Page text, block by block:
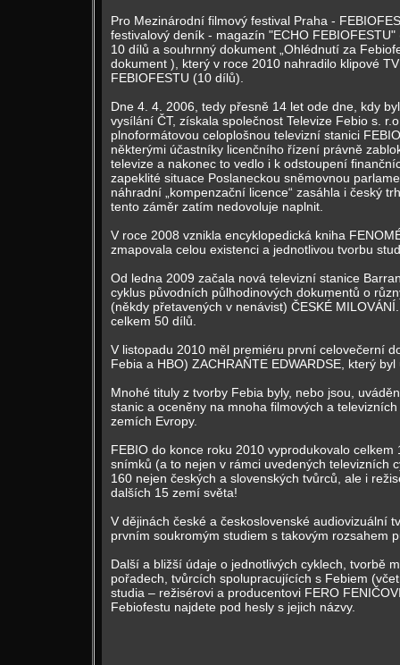
Pro Mezinárodní filmový festival Praha -
festivalový deník - magazín "ECHO
10 dílů a souhrnný dokument „Ohlédnutí za
dokument ), který v roce 2010 nahradilo klipové
FEBIOFESTU (10 dílů).
Dne 4. 4. 2006, tedy přesně 14 let ode dne, kdy
vysílání ČT, získala společnost Televize Febio s.
plnoformátovou celoplošnou televizní stanici
některými účastníky licenčního řízení právně
televize a nakonec to vedlo i k odstoupení
zapeklité situace Poslaneckou sněmovnou
náhradní „kompenzační licence“ zasáhla i český
tento záměr zatím nedovoluje naplnit.
V roce 2008 vznikla encyklopedická kniha
zmapovala celou existenci a jednotlivou tvorbu
Od ledna 2009 začala nová televizní stanice
cyklus původních půlhodinových dokumentů o
(někdy přetavených v nenávist) ČESKÉ
celkem 50 dílů.
V listopadu 2010 měl premiéru první celovečerní
Febia a HBO) ZACHRAŇTE EDWARDSE, který
Mnohé tituly z tvorby Febia byly, nebo jsou,
stanic a oceněny na mnoha filmových a
zemích Evropy.
FEBIO do konce roku 2010 vyprodukovalo
snímků (a to nejen v rámci uvedených televizních
160 nejen českých a slovenských tvůrců, ale i
dalších 15 zemí světa!
V dějinách české a československé audiovizuální
prvním soukromým studiem s takovým rozsahem
Další a bližší údaje o jednotlivých cyklech, tvorbě
pořadech, tvůrcích spolupracujících s Febiem
studia – režisérovi a producentovi FERO
Febiofestu najdete pod hesly s jejich názvy.